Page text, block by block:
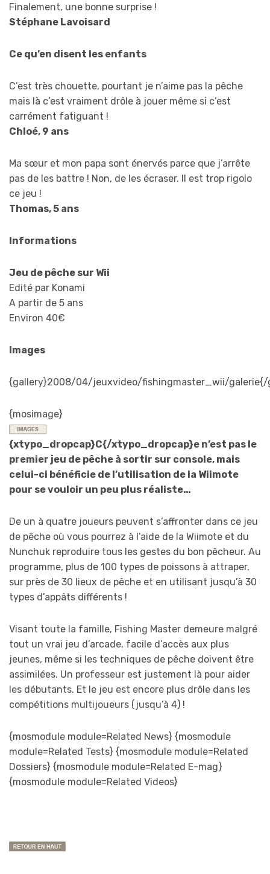
Finalement, une bonne surprise !
Stéphane Lavoisard
Ce qu’en disent les enfants
C’est très chouette, pourtant je n’aime pas la pêche
mais là c’est vraiment drôle à jouer même si c’est
carrément fatiguant !
Chloé, 9 ans
Ma sœur et mon papa sont énervés parce que j’arrête
pas de les battre ! Non, de les écraser. Il est trop rigolo
ce jeu !
Thomas, 5 ans
Informations
Jeu de pêche sur Wii
Edité par Konami
A partir de 5 ans
Environ 40€
Images
{gallery}2008/04/jeuxvideo/fishingmaster_wii/galerie{/
{mosimage}
{xtypo_dropcap}C{/xtypo_dropcap}e n’est pas le
premier jeu de pêche à sortir sur console, mais
celui-ci bénéficie de l’utilisation de la Wiimote
pour se vouloir un peu plus réaliste…
De un à quatre joueurs peuvent s’affronter dans ce jeu
de pêche où vous pourrez à l’aide de la Wiimote et du
Nunchuk reproduire tous les gestes du bon pêcheur. Au
programme, plus de 100 types de poissons à attraper,
sur près de 30 lieux de pêche et en utilisant jusqu’à 30
types d’appâts différents !
Visant toute la famille, Fishing Master demeure malgré
tout un vrai jeu d’arcade, facile d’accès aux plus
jeunes, même si les techniques de pêche doivent être
assimilées. Un professeur est justement là pour aider
les débutants. Et le jeu est encore plus drôle dans les
compétitions multijoueurs (jusqu’à 4) !
{mosmodule module=Related News} {mosmodule
module=Related Tests} {mosmodule module=Related
Dossiers} {mosmodule module=Related E-mag}
{mosmodule module=Related Videos}